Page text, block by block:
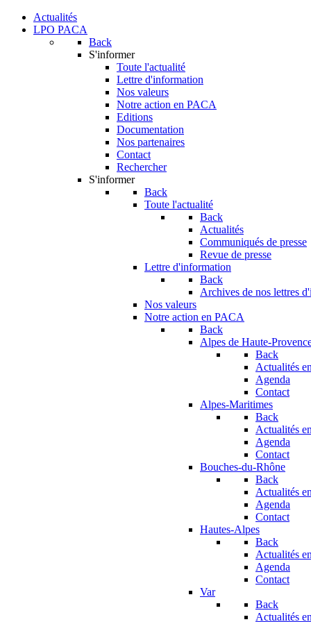
Actualités
LPO PACA
Back
S'informer
Toute l'actualité
Lettre d'information
Nos valeurs
Notre action en PACA
Editions
Documentation
Nos partenaires
Contact
Rechercher
S'informer
Back
Toute l'actualité
Back
Actualités
Communiqués de presse
Revue de presse
Lettre d'information
Back
Archives de nos lettres
Nos valeurs
Notre action en PACA
Back
Alpes de Haute-
Back
Actualités
Agenda
Contact
Alpes-Maritimes
Back
Actualités
Agenda
Contact
Bouches-du-Rhône
Back
Actualités
Agenda
Contact
Hautes-Alpes
Back
Actualités
Agenda
Contact
Var
Back
Actualités